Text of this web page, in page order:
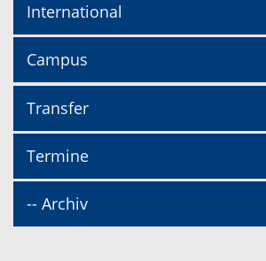
International
Campus
Transfer
Termine
-- Archiv